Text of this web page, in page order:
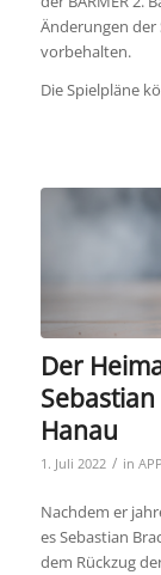
Änderungen der
vorbehalten.
Die Spielpläne
Der
Hanau
1. Juli 2022 / in APP
Nachdem er
es Sebastian
dem Rückzug